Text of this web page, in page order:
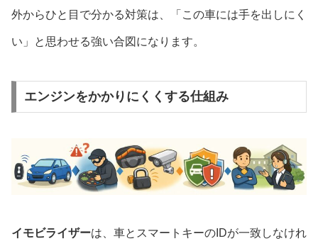
外からひと目で分かる対策は、「この車には手を出しにく
い」と思わせる強い合図になります。
エンジンをかかりにくくする仕組み
イモビライザーは、車とスマートキーのIDが一致しなけれ